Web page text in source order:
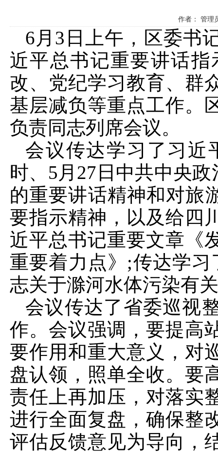
作者： 管
6月3日上午，区委书
近平总书记重要讲话
改、党纪学习教育、群
基层减负等重点工作。
负责同志列席会议。
会议传达学习了习近
时、5月27日中共中央
的重要讲话精神和对旅
要指示精神，以及给四
近平总书记重要文章《
重要着力点》;传达学
志关于滁河水体污染有
会议传达了省委巡视
作。会议强调，要提高
要作用和重大意义，对
盘认领，照单全收。要
责任上再加压，对落实
进行全面复盘，确保整
评估反馈意见为导向，